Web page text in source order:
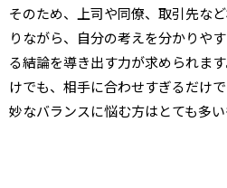
そのため、上司や同僚、取引先な
りながら、自分の考えを分かりや
る結論を導き出す力が求められま
けでも、相手に合わせすぎるだけ
妙なバランスに悩む方はとても多い